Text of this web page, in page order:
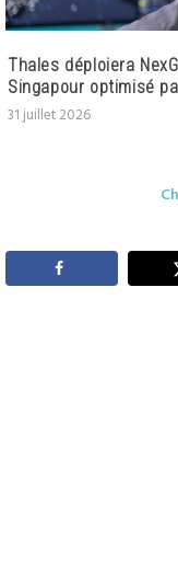
Thales déploiera
Singapour optimisé
31 juillet 2026